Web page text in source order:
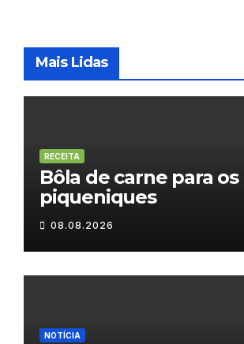
Mais Lidas
RECEITA
Bôla de carne para os
piqueniques
08.08.2026
NOTÍCIA